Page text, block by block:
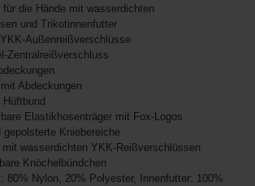
die Hände mit wasserdichten
und Trikotinnenfutter
Außenreißverschlüsse
Zentralreißverschluss
Abdeckungen
Elastikhosenträger mit Fox-Logos
gepolsterte Kniebereiche
wasserdichten YKK-Reißverschlüssen
Knöchelbündchen
80% Nylon, 20% Polyester, Innenfutter: 100%